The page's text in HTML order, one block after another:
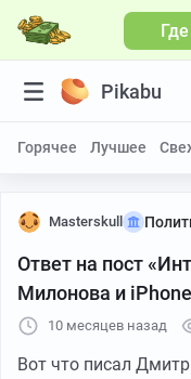
Pikabu
Горячее Лучшее
Masterskull
Ответ на пост
Милонова и
10 месяцев назад
Вот что писал